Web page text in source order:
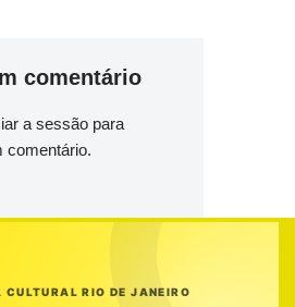
comentário
a sessão para
comentário.
CULTURAL RIO DE JANEIRO